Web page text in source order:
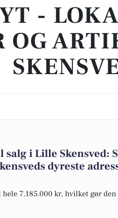
-
OG
i Lille Skensved:
dyreste
7.185.000 kr, hvilket gør